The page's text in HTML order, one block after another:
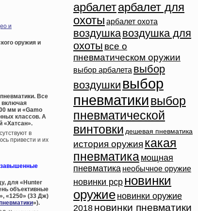
и
оружия и
Все
включая
мм и «Gamo
классов. А
«Хатсан».
в
привести и их
завышенные
для «Hunter
объективные
«1250» (33 Дж)
»).
арбалетарбалет для
охоты арбалет охота
воздушкавоздушка для
охоты все о
пневматическом оружии
выбор арбалета выбор
воздушки выбор
пневматикивыбор
пневматической
винтовки дешевая пневматика
история оружия какая
пневматика мощная
пневматика необычное оружие
новинки pcp новинки
оружие новинки оружие
2018 новинки пневматики